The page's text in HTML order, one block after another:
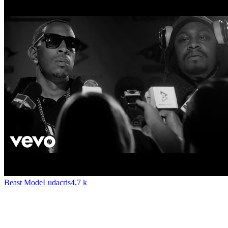
Beast ModeLudacris4,7 k